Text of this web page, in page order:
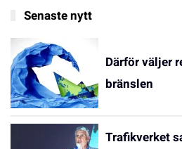
Senaste nytt
Därför väljer
bränslen
Trafikverket